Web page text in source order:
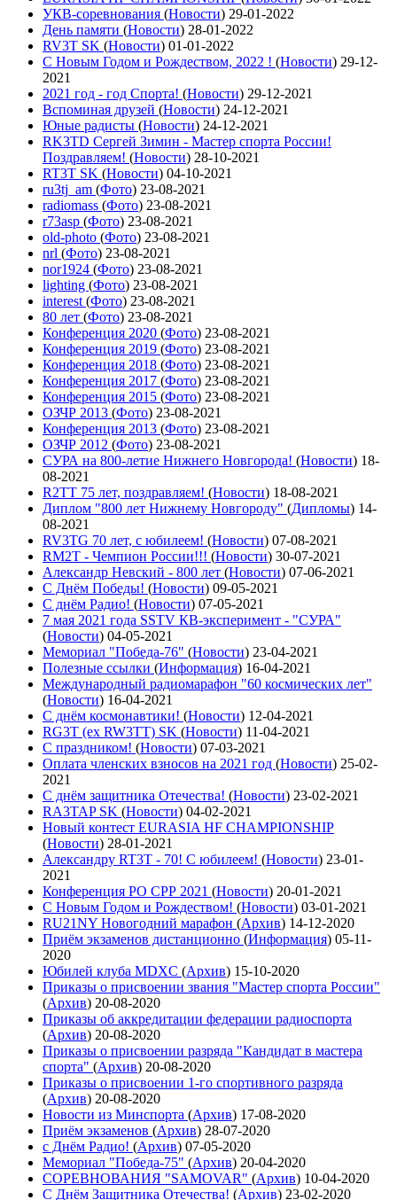
УКВ-соревнования (Новости) 29-01-2022
День памяти (Новости) 28-01-2022
RV3T SK (Новости) 01-01-2022
С Новым Годом и Рождеством, 2022 ! (Новости) 29-12-
2021
2021 год - год Cпорта! (Новости) 29-12-2021
Вспоминая друзей (Новости) 24-12-2021
Юные радисты (Новости) 24-12-2021
RK3TD Сергей Зимин - Мастер спорта России!
Поздравляем! (Новости) 28-10-2021
RT3T SK (Новости) 04-10-2021
ru3tj_am (Фото) 23-08-2021
radiomass (Фото) 23-08-2021
r73asp (Фото) 23-08-2021
old-photo (Фото) 23-08-2021
nrl (Фото) 23-08-2021
nor1924 (Фото) 23-08-2021
lighting (Фото) 23-08-2021
interest (Фото) 23-08-2021
80 лет (Фото) 23-08-2021
Конференция 2020 (Фото) 23-08-2021
Конференция 2019 (Фото) 23-08-2021
Конференция 2018 (Фото) 23-08-2021
Конференция 2017 (Фото) 23-08-2021
Конференция 2015 (Фото) 23-08-2021
ОЗЧР 2013 (Фото) 23-08-2021
Конференция 2013 (Фото) 23-08-2021
ОЗЧР 2012 (Фото) 23-08-2021
СУРА на 800-летие Нижнего Новгорода! (Новости) 18-
08-2021
R2TT 75 лет, поздравляем! (Новости) 18-08-2021
Диплом "800 лет Нижнему Новгороду" (Дипломы) 14-
08-2021
RV3TG 70 лет, с юбилеем! (Новости) 07-08-2021
RM2T - Чемпион России!!! (Новости) 30-07-2021
Александр Невский - 800 лет (Новости) 07-06-2021
С Днём Победы! (Новости) 09-05-2021
C днём Радио! (Новости) 07-05-2021
7 мая 2021 года SSTV КВ-эксперимент - "СУРА"
(Новости) 04-05-2021
Мемориал "Победа-76" (Новости) 23-04-2021
Полезные ссылки (Информация) 16-04-2021
Международный радиомарафон "60 космических лет"
(Новости) 16-04-2021
С днём космонавтики! (Новости) 12-04-2021
RG3T (ex RW3TT) SK (Новости) 11-04-2021
С праздником! (Новости) 07-03-2021
Оплата членских взносов на 2021 год (Новости) 25-02-
2021
С днём защитника Отечества! (Новости) 23-02-2021
RA3TAP SK (Новости) 04-02-2021
Новый контест EURASIA HF CHAMPIONSHIP
(Новости) 28-01-2021
Александру RT3T - 70! С юбилеем! (Новости) 23-01-
2021
Конференция РО СРР 2021 (Новости) 20-01-2021
С Новым Годом и Рождеством! (Новости) 03-01-2021
RU21NY Новогодний марафон (Архив) 14-12-2020
Приём экзаменов дистанционно (Информация) 05-11-
2020
Юбилей клуба MDXC (Архив) 15-10-2020
Приказы о присвоении звания "Мастер спорта России"
(Архив) 20-08-2020
Приказы об аккредитации федерации радиоспорта
(Архив) 20-08-2020
Приказы о присвоении разряда "Кандидат в мастера
спорта" (Архив) 20-08-2020
Приказы о присвоении 1-го спортивного разряда
(Архив) 20-08-2020
Новости из Минспорта (Архив) 17-08-2020
Приём экзаменов (Архив) 28-07-2020
с Днём Радио! (Архив) 07-05-2020
Мемориал "Победа-75" (Архив) 20-04-2020
СОРЕВНОВАНИЯ "SAMOVAR" (Архив) 10-04-2020
С Днём Защитника Отечества! (Архив) 23-02-2020